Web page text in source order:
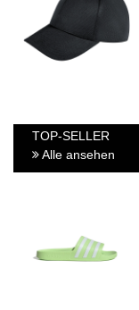
TOP-SELLER
Alle ansehen